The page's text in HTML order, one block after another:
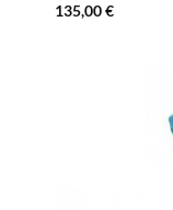
135,00€